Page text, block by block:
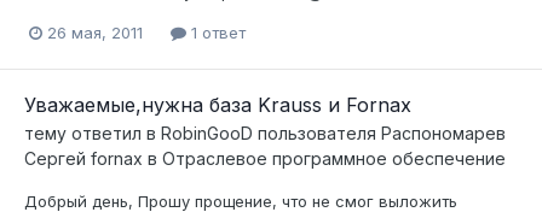
26 мая, 2011 1 ответ
Уважаемые,нужна база Krauss и Fornax
тему ответил в RobinGooD пользователя Распономарев
Сергей fornax в Отраслевое программное обеспечение
Добрый день, Прошу прощение, что не смог выложить